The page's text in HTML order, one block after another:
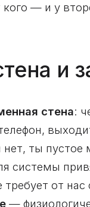
— и у
и
стена:
нет, ты
системы
от
—